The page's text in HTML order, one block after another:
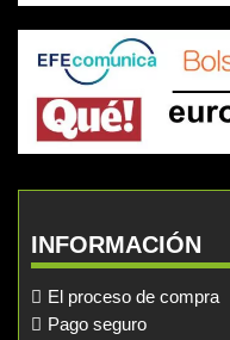
INFORMACIÓN
El proceso de compra
Pago seguro